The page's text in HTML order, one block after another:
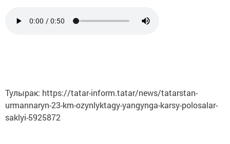
Тулырак: https://tatar-inform.tatar/news/tatarstan-
urmannaryn-23-km-ozynlyktagy-yangynga-karsy-polosalar-
saklyi-5925872